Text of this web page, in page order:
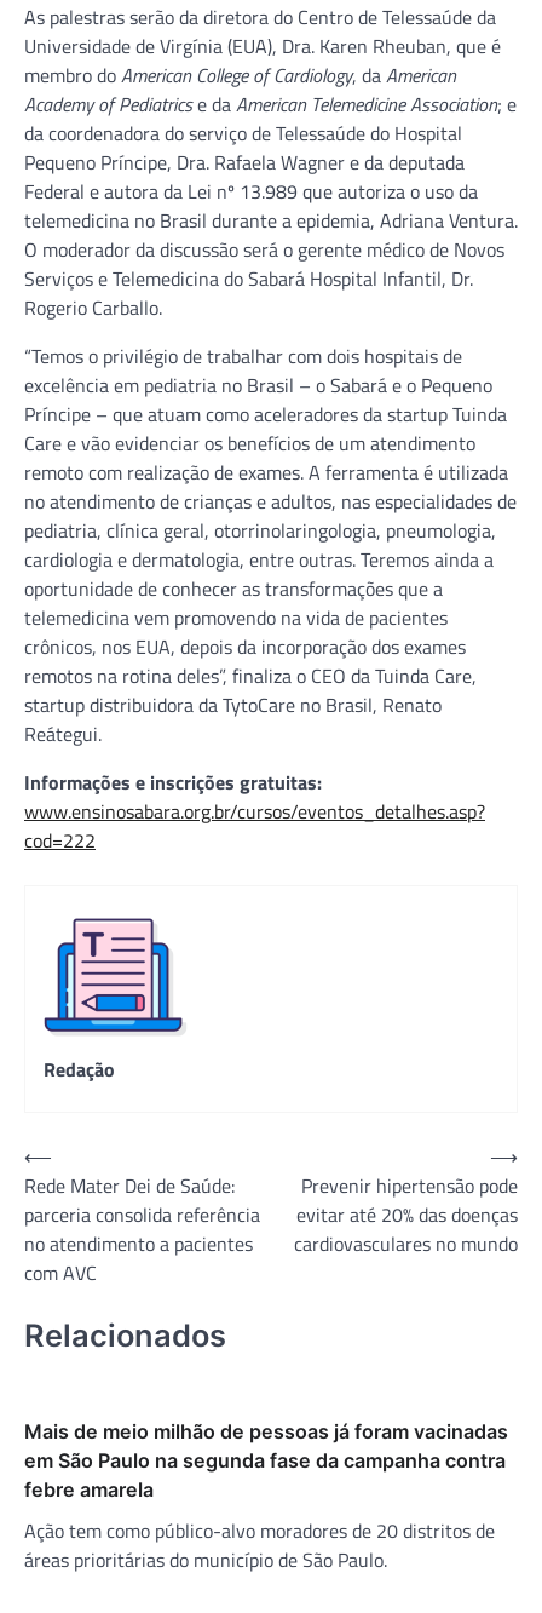
As palestras serão da diretora do Centro de Telessaúde da
Universidade de Virgínia (EUA), Dra. Karen Rheuban, que é
membro doAmerican College of Cardiology, daAmerican
Academy of Pediatricse daAmerican Telemedicine Association; e
da coordenadora do serviço de Telessaúde do Hospital
Pequeno Príncipe, Dra. Rafaela Wagner e da deputada
Federal e autora da Lei nº 13.989 que autoriza o uso da
telemedicina no Brasil durante a epidemia, Adriana Ventura.
O moderador da discussão será o gerente médico de Novos
Serviços e Telemedicina do Sabará Hospital Infantil, Dr.
Rogerio Carballo.
“Temos o privilégio de trabalhar com dois hospitais de
excelência em pediatria no Brasil – o Sabará e o Pequeno
Príncipe – que atuam como aceleradores da startup Tuinda
Care e vão evidenciar os benefícios de um atendimento
remoto com realização de exames. A ferramenta é utilizada
no atendimento de crianças e adultos, nas especialidades de
pediatria, clínica geral, otorrinolaringologia, pneumologia,
cardiologia e dermatologia, entre outras. Teremos ainda a
oportunidade de conhecer as transformações que a
telemedicina vem promovendo na vida de pacientes
crônicos, nos EUA, depois da incorporação dos exames
remotos na rotina deles”, finaliza o CEO da Tuinda Care,
startup distribuidora da TytoCare no Brasil, Renato
Reátegui.
Informações e inscrições gratuitas:
www.ensinosabara.org.br/cursos/eventos_detalhes.asp?
cod=222
Redação
Navegação
de
Post
⟵
Rede Mater Dei de Saúde:
parceria consolida referência
no atendimento a pacientes
com AVC
Prevenir hipertensão pode
evitar até 20% das doenças
cardiovasculares no mundo
⟶
Relacionados
Mais de meio milhão de pessoas já foram vacinadas
em São Paulo na segunda fase da campanha contra
febre amarela
Ação tem como público-alvo moradores de 20 distritos de
áreas prioritárias do município de São Paulo.